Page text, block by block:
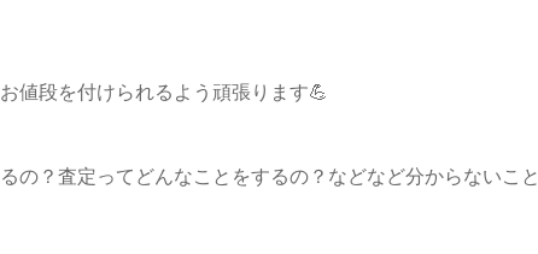
値段を付けられるよう頑張ります💪
の？査定ってどんなことをするの？などなど分からないこ